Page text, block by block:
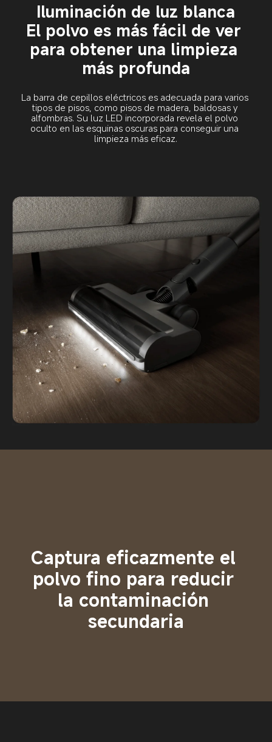
Iluminación de luz blanca
El polvo es más fácil de ver
para obtener una limpieza
más profunda
La barra de cepillos eléctricos es adecuada para varios
tipos de pisos, como pisos de madera, baldosas y
alfombras. Su luz LED incorporada revela el polvo
oculto en las esquinas oscuras para conseguir una
limpieza más eficaz.
Captura eficazmente el
polvo fino para reducir
la contaminación
secundaria